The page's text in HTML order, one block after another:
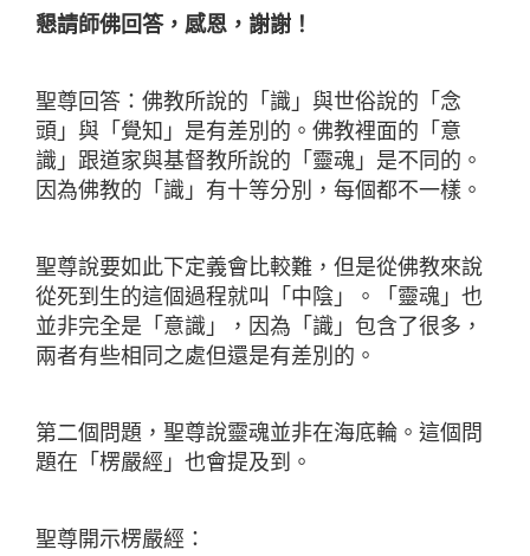
懇請師佛回答，感恩，謝謝！
聖尊回答：佛教所說的「識」與世俗說的「念
頭」與「覺知」是有差別的。佛教裡面的「意
識」跟道家與基督教所說的「靈魂」是不同的。
因為佛教的「識」有十等分別，每個都不一樣。
聖尊說要如此下定義會比較難，但是從佛教來說
從死到生的這個過程就叫「中陰」。「靈魂」也
並非完全是「意識」，因為「識」包含了很多，
兩者有些相同之處但還是有差別的。
第二個問題，聖尊說靈魂並非在海底輪。這個問
題在「楞嚴經」也會提及到。
聖尊開示楞嚴經：